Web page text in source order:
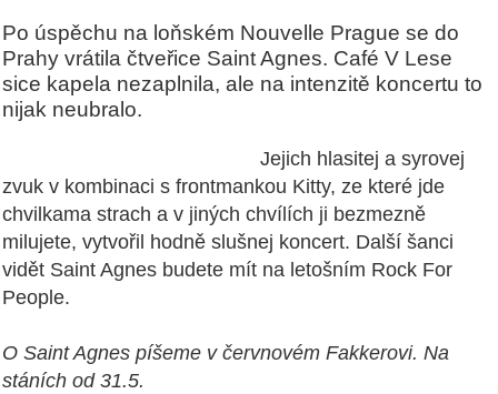
Po úspěchu na loňském Nouvelle Prague se do
Prahy vrátila čtveřice Saint Agnes. Café V Lese
sice kapela nezaplnila, ale na intenzitě koncertu to
nijak neubralo.
Jejich hlasitej a syrovej
zvuk v kombinaci s frontmankou Kitty, ze které jde
chvilkama strach a v jiných chvílích ji bezmezně
milujete, vytvořil hodně slušnej koncert. Další šanci
vidět Saint Agnes budete mít na letošním Rock For
People.
O Saint Agnes píšeme v červnovém Fakkerovi. Na
stáních od 31.5.